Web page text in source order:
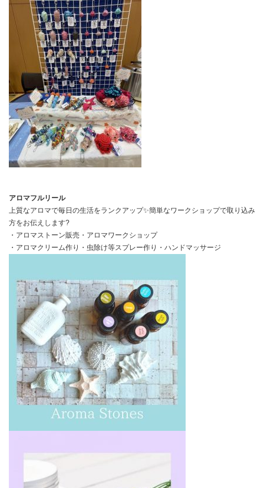
アロマフルリール
上質なアロマで毎日の生活をランクアップ✨簡単なワークショップで取り込み
方をお伝えします?
・アロマストーン販売・アロマワークショップ
・アロマクリーム作り・虫除け等スプレー作り・ハンドマッサージ